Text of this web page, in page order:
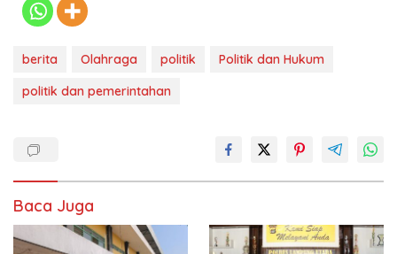
berita Olahraga politik
Politik dan Hukum
politik dan pemerintahan
Baca Juga